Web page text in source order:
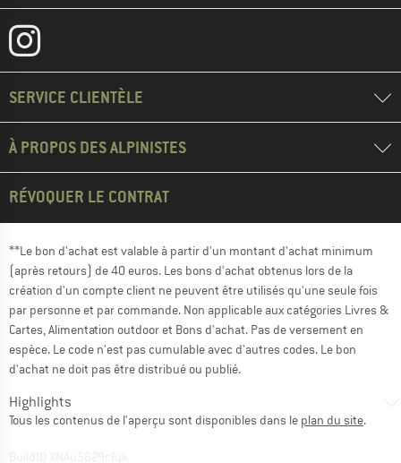
SERVICE CLIENTÈLE
À PROPOS DES ALPINISTES
RÉVOQUER LE CONTRAT
**Le bon d'achat est valable à partir d'un montant d'achat minimum
(après retours) de 40 euros. Les bons d'achat obtenus lors de la
création d'un compte client ne peuvent être utilisés qu'une seule fois
par personne et par commande. Non applicable aux catégories Livres &
Cartes, Alimentation outdoor et Bons d'achat. Pas de versement en
espèce. Le code n'est pas cumulable avec d'autres codes. Le bon
d'achat ne doit pas être distribué ou publié.
Highlights
Tous les contenus de l'aperçu sont disponibles dans le plan du site.